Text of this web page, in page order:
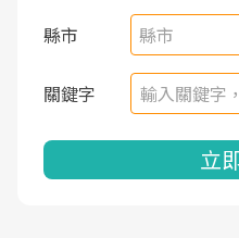
縣市 縣市
關鍵字
立